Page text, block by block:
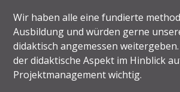
Wir haben alle eine fundierte
Ausbildung und würden gerne
didaktisch angemessen
der didaktische Aspekt im Hinblick
Projektmanagement wichtig.